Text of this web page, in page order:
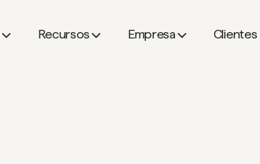
Recursos Empresa Clientes